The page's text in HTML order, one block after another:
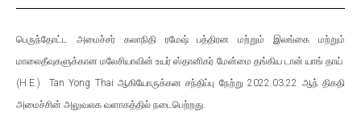
பெருந்தோட்ட அமைச்சர் கலாநிதி ரமேஷ் பத்திரன மற்றும் இலங்கை மற்றும்
மாலைதீவுகளுக்கான மலேசியாவின் உயர் ஸ்தானிகர் மேன்மை தங்கிய டான் யாங் தாய்
(H.E.) Tan Yong Thai ஆகியோருக்கன சந்திப்பு நேற்று 2022.03.22 ஆந் திகதி
அமைச்சின் அலுவலக வளாகத்தில் நடைபெற்றது.